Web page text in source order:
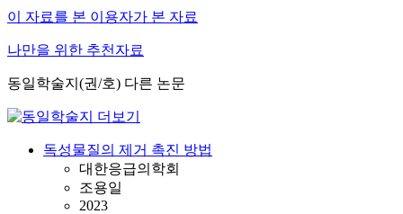
이 자료를 본 이용자가 본 자료
나만을 위한 추천자료
동일학술지(권/호) 다른 논문
독성물질의 제거 촉진 방법
대한응급의학회
조용일
2023